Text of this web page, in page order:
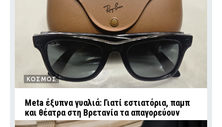
ΚΟΣΜΟΣ
Meta έξυπνα γυαλιά: Γιατί εστιατόρια, παμπ
και θέατρα στη Βρετανία τα απαγορεύουν